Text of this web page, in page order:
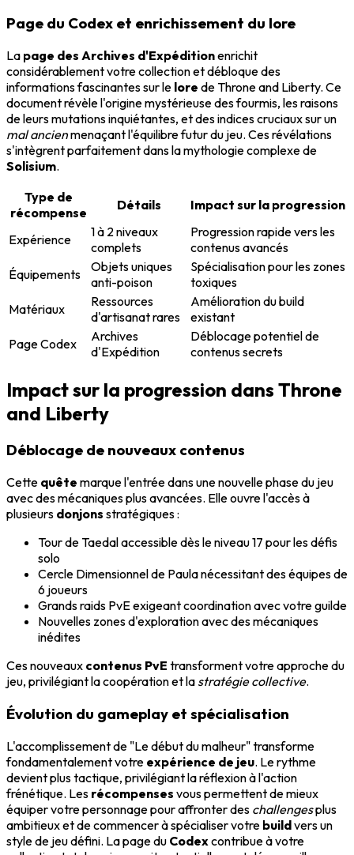
Page du Codex et enrichissement du lore
La page des Archives d'Expéditionenrichit
considérablement votre collection et débloque des
informations fascinantes sur le lore de Throne and Liberty. Ce
document révèle l'origine mystérieuse des fourmis, les raisons
de leurs mutations inquiétantes, et des indices cruciaux sur un
mal ancienmenaçant l'équilibre futur du jeu. Ces révélations
s'intègrent parfaitement dans la mythologie complexe de
Solisium.
Type de
récompense
Détails Impact sur la progression
Expérience
1 à 2 niveaux
complets
Progression rapide vers les
contenus avancés
Équipements
Objets uniques
anti-poison
Spécialisation pour les zones
toxiques
Matériaux
Ressources
d'artisanat rares
Amélioration du build
existant
Page Codex
Archives
d'Expédition
Déblocage potentiel de
contenus secrets
Impact sur la progression dans Throne
and Liberty
Déblocage de nouveaux contenus
Cette quête marque l'entrée dans une nouvelle phase du jeu
avec des mécaniques plus avancées. Elle ouvre l'accès à
plusieurs donjons stratégiques :
Tour de Taedal accessible dès le niveau 17 pour les défis
solo
Cercle Dimensionnel de Paula nécessitant des équipes de
6 joueurs
Grands raids PvE exigeant coordination avec votre guilde
Nouvelles zones d'exploration avec des mécaniques
inédites
Ces nouveaux contenus PvE transforment votre approche du
jeu, privilégiant la coopération et la stratégie collective.
Évolution du gameplay et spécialisation
L'accomplissement de "Le début du malheur" transforme
fondamentalement votre expérience de jeu. Le rythme
devient plus tactique, privilégiant la réflexion à l'action
frénétique. Les récompenses vous permettent de mieux
équiper votre personnage pour affronter des challengesplus
ambitieux et de commencer à spécialiser votre buildvers un
style de jeu défini. La page du Codexcontribue à votre